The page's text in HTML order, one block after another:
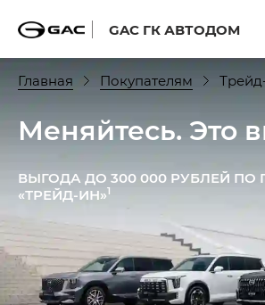
GAC ГК АВТОДОМ
Главная Покупателям
Меняйтесь. Это
ВЫГОДА ДО 300 000 РУБЛЕЙ ПО
«ТРЕЙД-ИН»1